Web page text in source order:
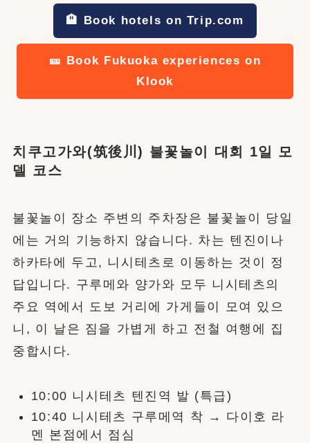
🏨 Book hotels on Trip.com
🎫 Book Fukuoka experiences on
Klook
치쿠고가와(筑後川) 불꽃놀이 대회 1일 모
델 코스
불꽃놀이 장소 주변의 주차장은 불꽃놀이 당일
에는 거의 기능하지 않습니다. 차는 텐진이나
하카타에 두고, 니시테츠로 이동하는 것이 정
답입니다. 구루메와 양가와 모두 니시테츠의
주요 역에서 도보 거리에 가게들이 모여 있으
니, 이 날은 짐을 가볍게 하고 전철 여행에 집
중합시다.
10:00 니시테츠 텐진역 발 (특급)
10:40 니시테츠 구루메역 착 → 다이호 라
멘 본점에서 점심